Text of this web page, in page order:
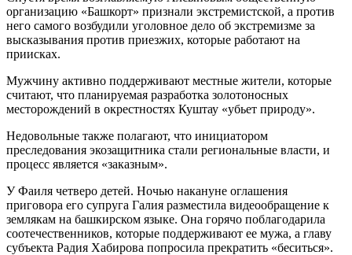
организацию «Башкорт» признали экстремистской, а против
него самого возбудили уголовное дело об экстремизме за
высказывания против приезжих, которые работают на
приисках.
Мужчину активно поддерживают местные жители, которые
считают, что планируемая разработка золотоносных
месторождений в окрестностях Куштау «убьет природу».
Недовольные также полагают, что инициатором
преследования экозащитника стали региональные власти, и
процесс является «заказным».
У Фаиля четверо детей. Ночью накануне оглашения
приговора его супруга Галия разместила видеообращение к
землякам на башкирском языке. Она горячо поблагодарила
соотечественников, которые поддерживают ее мужа, а главу
субъекта Радия Хабирова попросила прекратить «беситься».